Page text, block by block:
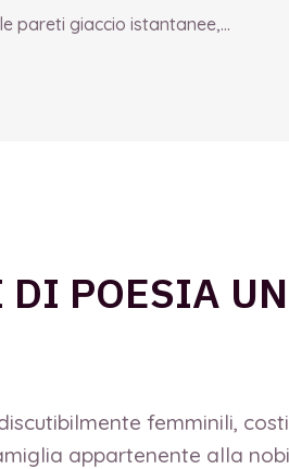
pareti giaccio istantanee,...
POESIA
femminili,
appartenente alla